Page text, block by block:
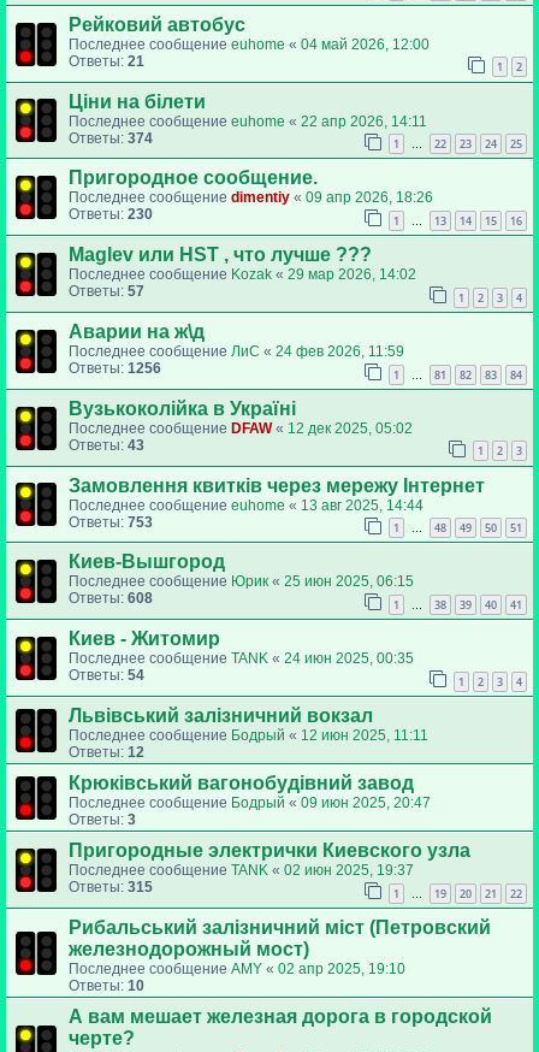
Рейковий автобус
Последнее сообщение euhome « 04 май 2026, 12:00
Ответы: 21 1 2
Ціни на білети
Последнее сообщение euhome « 22 апр 2026, 14:11
Ответы: 374 1 … 22 23 24 25
Пригородное сообщение.
Последнее сообщение dimentiy « 09 апр 2026, 18:26
Ответы: 230 1 … 13 14 15 16
Maglev или HST , что лучше ???
Последнее сообщение Kozak « 29 мар 2026, 14:02
Ответы: 57 1 2 3 4
Аварии на ж\д
Последнее сообщение ЛиС « 24 фев 2026, 11:59
Ответы: 1256 1 81 82 83 84
Вузькоколійка в Україні
Последнее сообщение DFAW« 12 дек 2025, 05:02
Ответы: 43 1 2 3
Замовлення квитків через мережу Інтернет
Последнее сообщение euhome « 13 авг 2025, 14:44
Ответы: 753 1 … 48 49 50 51
Киев-Вышгород
Последнее сообщение Юрик « 25 июн 2025, 06:15
Ответы: 608 1 … 38 39 40 41
Киев - Житомир
Последнее сообщение TANK « 24 июн 2025, 00:35
Ответы: 54 1 2 3 4
Львівський залізничний вокзал
Последнее сообщение Бодрый « 12 июн 2025, 11:11
Ответы: 12
Крюківський вагонобудівний завод
Последнее сообщение Бодрый « 09 июн 2025, 20:47
Ответы: 3
Пригородные электрички Киевского узла
Последнее сообщение TANK « 02 июн 2025, 19:37
Ответы: 315 1 19 20 21 22
Рибальський залізничний міст (Петровский
железнодорожный мост)
Последнее сообщение AMY « 02 апр 2025, 19:10
Ответы: 10
А вам мешает железная дорога в городской
черте?